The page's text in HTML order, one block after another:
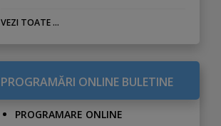
VEZI TOATE ...
PROGRAMĂRI ONLINE BULETINE
PROGRAMARE ONLINE